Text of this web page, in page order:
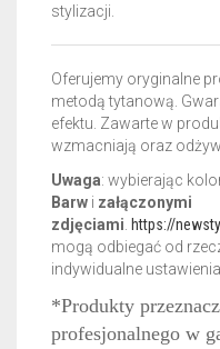
stylizacji.
Oferujemy oryginalne
metodą tytanową.
efektu. Zawarte w
wzmacniają oraz
Uwaga: wybierając
Barw i załączonymi
zdjęciami https://
mogą odbiegać od
indywidualne
*Produkty
profesjonalnego w